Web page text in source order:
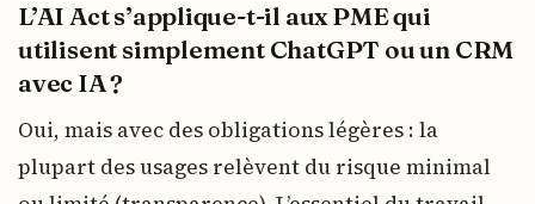
L’AI Act s’applique-t-il aux PME qui
utilisent simplement ChatGPT ou un CRM
avec IA ?
Oui, mais avec des obligations légères : la
plupart des usages relèvent du risque minimal